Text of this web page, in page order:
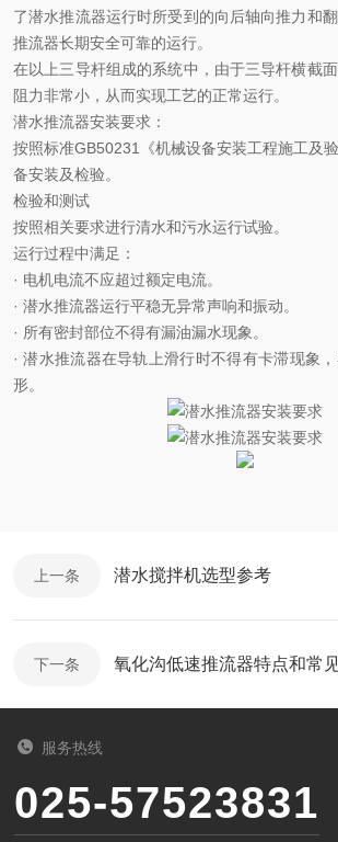
了潜水推流器运行时所受到的向后轴向推力和
推流器长期安全可靠的运行。
在以上三导杆组成的系统中，由于三导杆横截
阻力非常小，从而实现工艺的正常运行。
潜水推流器安装要求：
按照标准GB50231《机械设备安装工程施工及
备安装及检验。
检验和测试
按照相关要求进行清水和污水运行试验。
运行过程中满足：
· 电机电流不应超过额定电流。
· 潜水推流器运行平稳无异常声响和振动。
· 所有密封部位不得有漏油漏水现象。
· 潜水推流器在导轨上滑行时不得有卡滞现象
形。
上一条 潜水搅拌机选型参考
下一条 氧化沟低速推流器特点和常
服务热线
025-57523831